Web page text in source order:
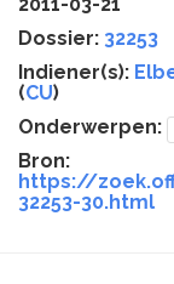
Dossier: 32253
Indiener(s):
(CU)
Onderwerpen:
Bron:
https://
32253-30.html